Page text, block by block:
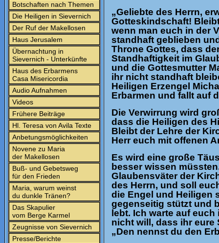
Botschaften nach Themen
Die Heiligen in Sievernich
Der Ruf der Makellosen
Haus Jerusalem
Übernachtung in
Sievernich - Unterkünfte
Haus des Erbarmens
Casa Misericordia
Audio Aufnahmen
Videos
Frühere Beiträge
Hl. Teresa von Avila Texte
Anbetungsmöglichkeiten
Novene zu Maria
der Makellosen
Buß- und Gebetsweg
für den Frieden
Maria, warum weinst
du dunkle Tränen?
Das Skapulier
vom Berge Karmel
Zeugnisse von Sievernich
Presse/Berichte
„Geliebte des Herrn,
Gotteskindschaft!
wenn man euch in der
standhaft geblieben
Throne Gottes, dass
Standhaftigkeit im
und die Gottesmutter
ihr nicht standhaft
Heiligen Erzengel
Erbarmen und fallt auf
Die Verwirrung wird
dass die Heiligen des
Bleibt der Lehre der
Herr euch mit offenen
Es wird eine große
besser wissen
Glaubensväter der
des Herrn, und soll
die Engel und Heiligen
gegenseitig stützt und
lebt. Ich warte auf
nicht will, dass ihr eure
„Den nennst du den